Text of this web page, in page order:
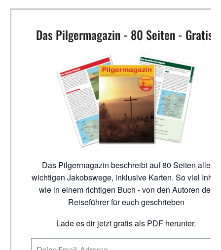
Das Pilgermagazin - 80 Seiten - Gratis!
Das Pilgermagazin beschreibt auf 80 Seiten alle
wichtigen Jakobswege, inklusive Karten. So viel Inhalt
wie in einem richtigen Buch - von den Autoren der
Reiseführer für euch geschrieben
Lade es dir jetzt gratis als PDF herunter.